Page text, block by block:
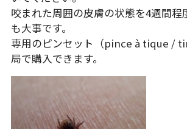
咬まれた周囲の皮膚の状態を4週間程
も大事です。
専用のピンセット（pince à tique /
局で購入できます。